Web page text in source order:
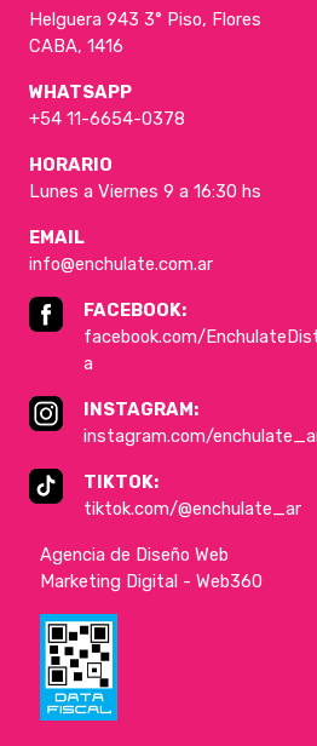
Helguera 943 3° Piso, Flores
CABA, 1416
WHATSAPP
+54 11-6654-0378
HORARIO
Lunes a Viernes 9 a 16:30 hs
EMAIL
info@enchulate.com.ar
FACEBOOK:
facebook.com/
a
INSTAGRAM:
instagram.com/
TIKTOK:
tiktok.com/@enchulate_ar
Agencia de Diseño Web
Marketing Digital - Web360